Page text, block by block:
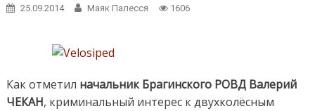
25.09.2014 Маяк Палесся 1606
Как отметил начальник Брагинского РОВД Валерий
ЧЕКАН, криминальный интерес к двухколёсным